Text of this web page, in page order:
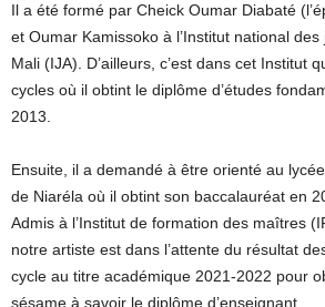
Il a été formé par Cheick Oumar Diabaté
et Oumar Kamissoko à l’Institut national
Mali (IJA). D’ailleurs, c’est dans cet Institut
cycles où il obtint le diplôme d’études
2013.
Ensuite, il a demandé à être orienté au
de Niaréla où il obtint son baccalauréat en
Admis à l’Institut de formation des maîtres
notre artiste est dans l’attente du résultat
cycle au titre académique 2021-2022 pour
sésame à savoir le diplôme d’enseignant.